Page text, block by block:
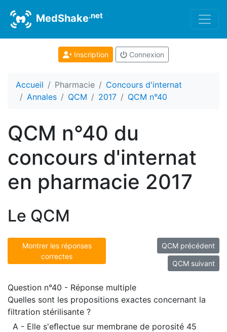
MedShake.net
Inscription Connexion
Accueil Pharmacie
Concours d'internat
Annales
QCM 2017 QCM n°40
QCM n°40 du
concours d'internat
en pharmacie 2017
Le QCM
Montrer les réponses
correctes
QCM précédent
QCM suivant
Question n°40 - Réponse multiple
Quelles sont les propositions exactes concernant la
filtration stérilisante ?
A - Elle s'eﬂectue sur membrane de porosité 45